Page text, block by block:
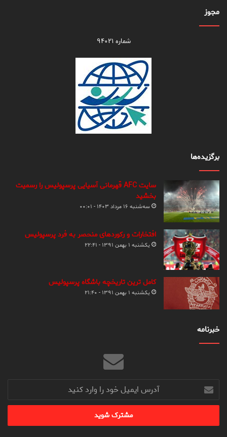
مجوز
شماره ۹۴۰۲۱
برگزیده‌ها
سایت AFC قهرمانی آسیایی پرسپولیس را رسمیت
بخشید
سه‌شنبه ۱۶ مرداد ۱۴۰۳ - ۰۰:۰۱
افتخارات و رکوردهای منحصر به فرد پرسپولیس
یکشنبه ۱ بهمن ۱۳۹۱ - ۲۲:۴۱
کامل ترین تاریخچه باشگاه پرسپولیس
یکشنبه ۱ بهمن ۱۳۹۱ - ۲۱:۴۰
خبرنامه
آدرس
ایمیل
خود
وارد